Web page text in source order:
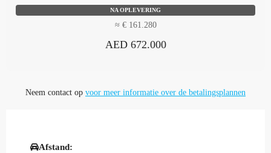
NA OPLEVERING
≈ € 161.280
AED 672.000
Neem contact op voor meer informatie over de betalingsplannen
Afstand: